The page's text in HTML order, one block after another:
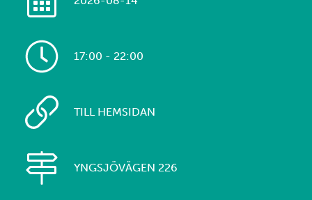
17:00 - 22:00
TILL HEMSIDAN
YNGSJÖVÄGEN 226